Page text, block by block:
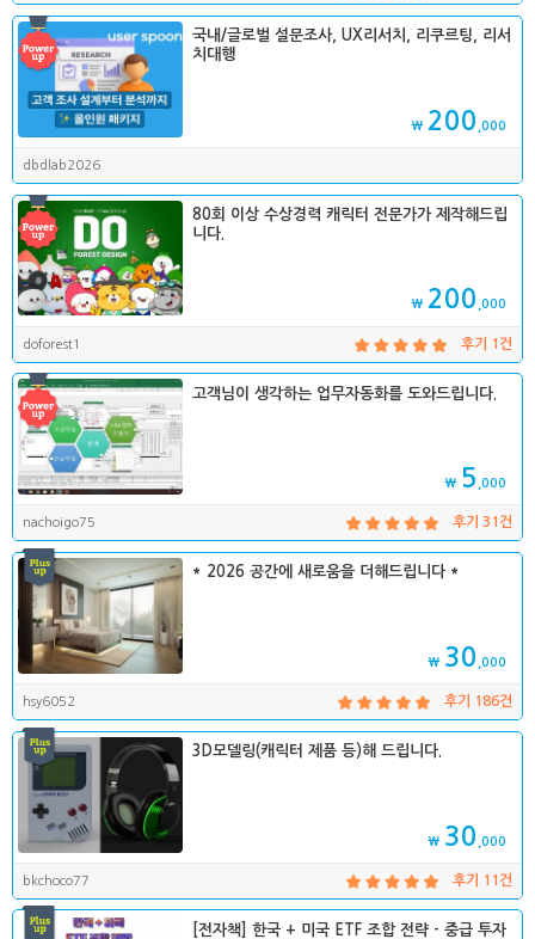
국내/글로벌 설문조사, UX리서치, 리쿠르팅, 리서
치대행
₩ 200 ,000
dbdlab2026
80회 이상 수상경력 캐릭터 전문가가 제작해드립
니다.
₩ 200 ,000
doforest1 후기 1건
고객님이 생각하는 업무자동화를 도와드립니다.
₩ 5 ,000
nachoigo75 후기 31건
* 2026 공간에 새로움을 더해드립니다 *
₩ 30 ,000
hsy6052 후기 186건
3D모델링(캐릭터 제품 등)해 드립니다.
₩ 30 ,000
bkchoco77 후기 11건
[전자책] 한국 + 미국 ETF 조합 전략 - 중급 투자